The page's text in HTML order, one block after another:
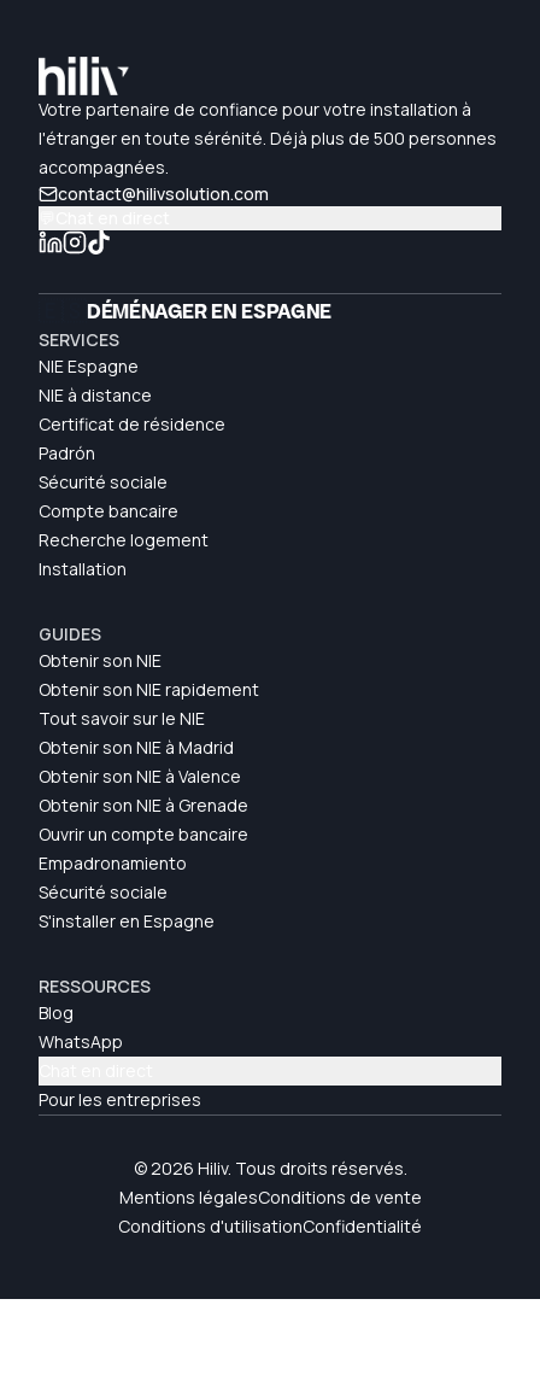
Votre partenaire de confiance pour votre installation à
l'étranger en toute sérénité. Déjà plus de 500 personnes
accompagnées.
contact@hilivsolution.com
DÉMÉNAGER EN ESPAGNE
SERVICES
NIE Espagne
NIE à distance
Certificat de résidence
Padrón
Sécurité sociale
Compte bancaire
Recherche logement
Installation
GUIDES
Obtenir son NIE
Obtenir son NIE rapidement
Tout savoir sur le NIE
Obtenir son NIE à Madrid
Obtenir son NIE à Valence
Obtenir son NIE à Grenade
Ouvrir un compte bancaire
Empadronamiento
Sécurité sociale
S'installer en Espagne
RESSOURCES
Blog
WhatsApp
Pour les entreprises
© 2026 Hiliv. Tous droits réservés.
Mentions légalesConditions de vente
Conditions d'utilisationConfidentialité